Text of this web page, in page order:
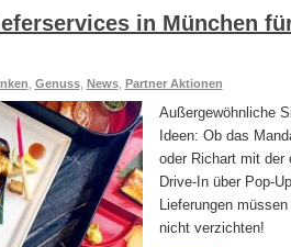
in München
Genuss, News, Partner Aktionen
Außergewöhnliche
Ideen: Ob das
oder Richart mit der
Drive-In über Pop-
Lieferungen
nicht verzichten!